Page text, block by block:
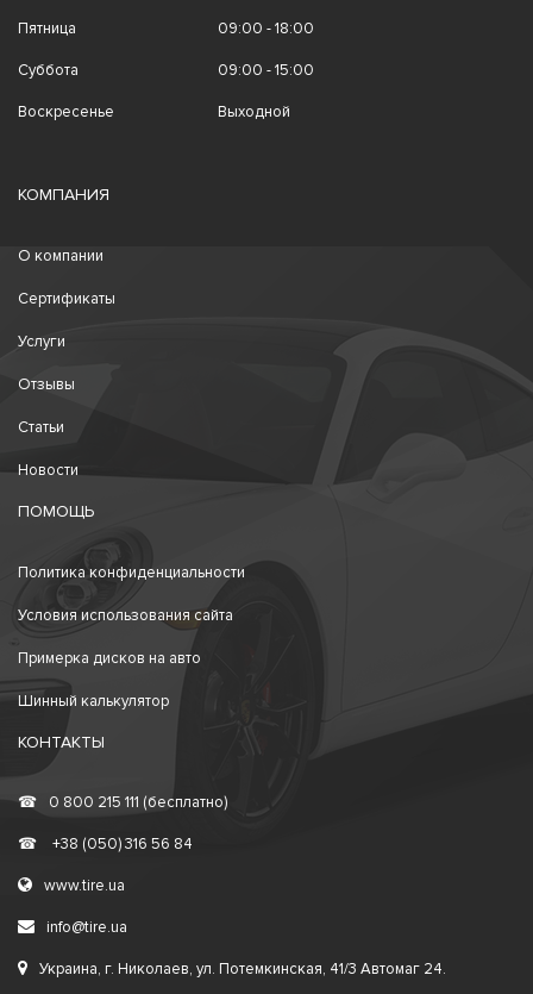
Пятница 09:00 - 18:00
Суббота 09:00 - 15:00
Воскресенье Выходной
КОМПАНИЯ
О компании
Сертификаты
Услуги
Отзывы
Статьи
Новости
ПОМОЩЬ
Политика конфиденциальности
Условия использования сайта
Примерка дисков на авто
Шинный калькулятор
КОНТАКТЫ
☎ 0 800 215 111 (бесплатно)
☎ +38 (050) 316 56 84
www.tire.ua
info@tire.ua
Украина, г. Николаев, ул. Потемкинская, 41/3 Автомаг 24.